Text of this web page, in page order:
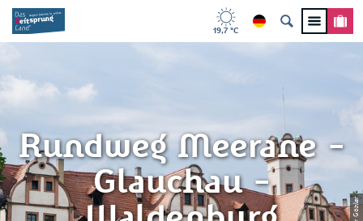
19,7 °C
Rundweg Meerane -
Glauchau -